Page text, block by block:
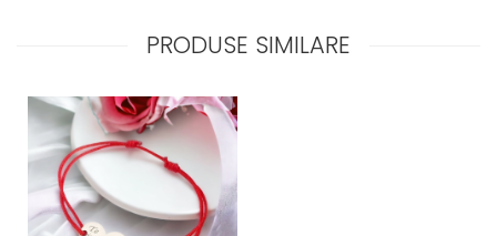
PRODUSE SIMILARE